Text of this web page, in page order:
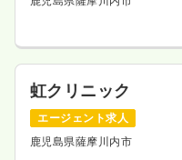
虹クリニック
エージェント求人
鹿児島県薩摩川内市